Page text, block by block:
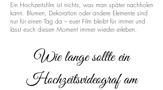
Ein Hochzeitsfilm ist nichts, was man später nachholen
kann. Blumen, Dekoration oder andere Elemente sind
nur für einen Tag da – euer Film bleibt für immer und
lässt euch diesen Moment immer wieder erleben.
Wie lange sollte ein
Hochzeitsvideograf am